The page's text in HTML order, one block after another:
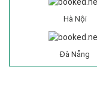
Hà Nội
Đà Nẵng